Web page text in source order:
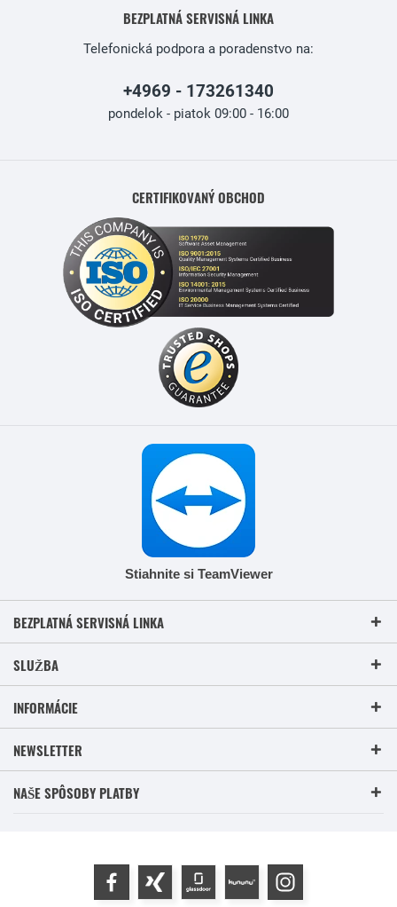
BEZPLATNÁ SERVISNÁ LINKA
Telefonická podpora a poradenstvo na:
+4969 - 173261340
pondelok - piatok 09:00 - 16:00
CERTIFIKOVANÝ OBCHOD
Stiahnite si TeamViewer
BEZPLATNÁ SERVISNÁ LINKA
SLUŽBA
INFORMÁCIE
NEWSLETTER
NAŠE SPÔSOBY PLATBY